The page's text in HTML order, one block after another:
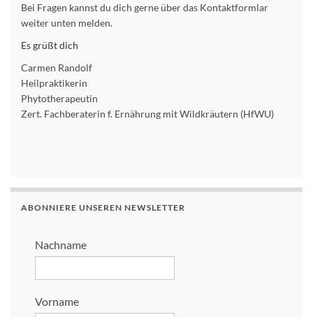
Bei Fragen kannst du dich gerne über das Kontaktformlar
weiter unten melden.
Es grüßt dich
Carmen Randolf
Heilpraktikerin
Phytotherapeutin
Zert. Fachberaterin f. Ernährung mit Wildkräutern (HfWU)
ABONNIERE UNSEREN NEWSLETTER
Nachname
Vorname